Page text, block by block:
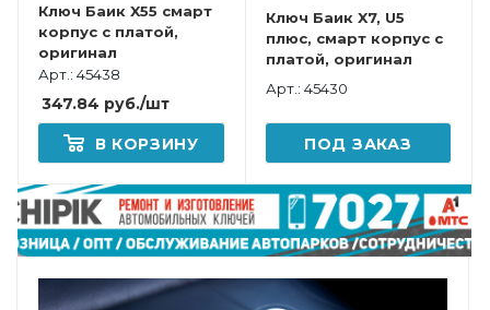
Ключ Баик X55 смарт
корпус с платой,
оригинал
Арт.: 45438
347.84 руб./шт
В КОРЗИНУ
Ключ Баик X7, U5
плюс, смарт корпус с
платой, оригинал
Арт.: 45430
ПОД ЗАКАЗ